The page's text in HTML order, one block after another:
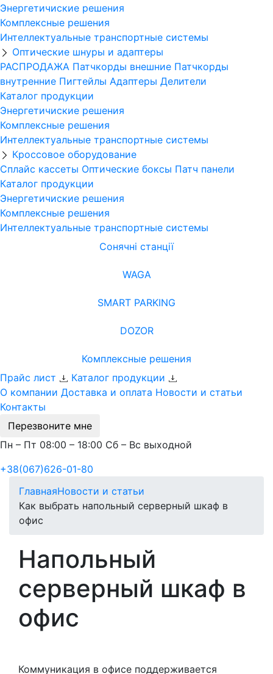
Энергетичиские решения
Комплексные решения
Интеллектуальные транспортные системы
Оптические шнуры и адаптеры
РАСПРОДАЖА Патчкорды внешние Патчкорды
внутренние Пигтейлы Адаптеры Делители
Каталог продукции
Энергетичиские решения
Комплексные решения
Интеллектуальные транспортные системы
Кроссовое оборудование
Сплайс кассеты Оптические боксы Патч панели
Каталог продукции
Энергетичиские решения
Комплексные решения
Интеллектуальные транспортные системы
Сонячні станції
WAGA
SMART PARKING
DOZOR
Комплексные решения
Прайс лист
Каталог продукции
О компании Доставка и оплата Новости и статьи
Контакты
Перезвоните мне
Пн – Пт 08:00 – 18:00 Сб – Вс выходной
+38(067)626-01-80
ГлавнаяНовости и статьи
Как выбрать напольный серверный шкаф в
офис
Напольный
серверный шкаф в
офис
Коммуникация в офисе поддерживается